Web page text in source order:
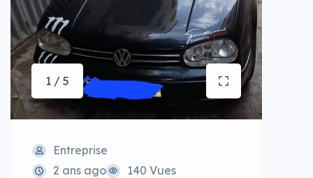
1 / 5
Entreprise
2 ans ago
140 Vues